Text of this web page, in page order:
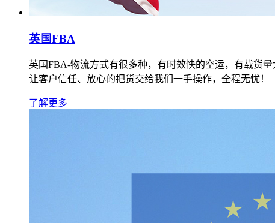
英国FBA
英国FBA-物流方式有很多种，有时效快的空运，有载货
让客户信任、放心的把货交给我们一手操作，全程无忧！
了解更多